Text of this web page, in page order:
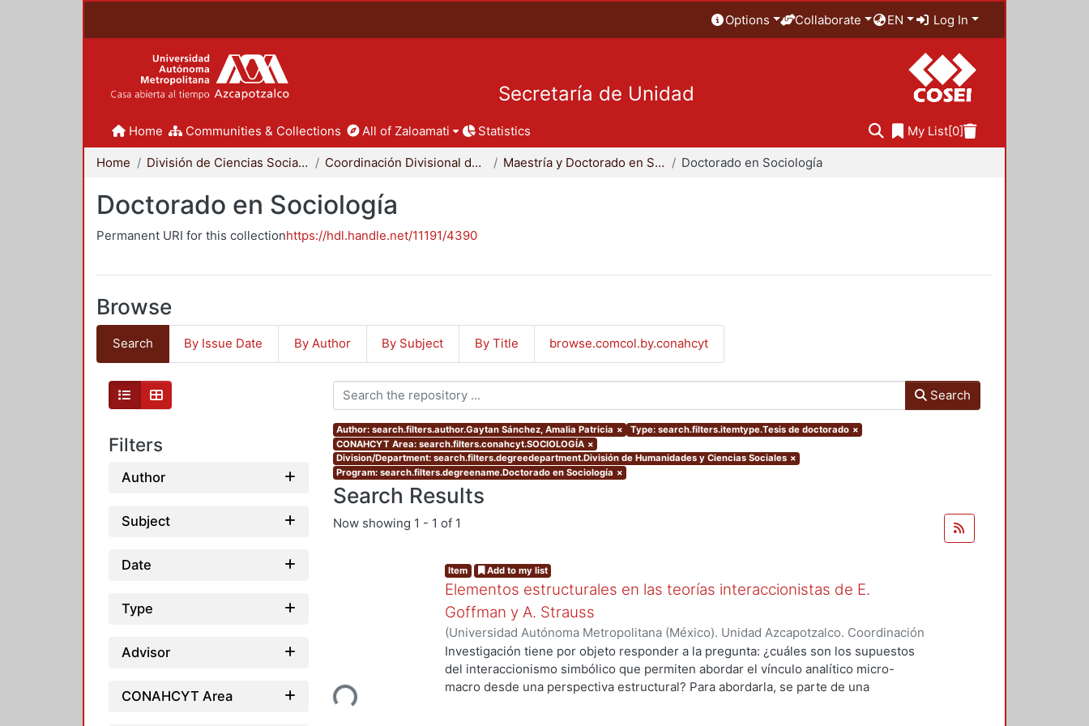
Options Collaborate EN Log In
Secretaría de Unidad
Home Communities & Collections All of Zaloamati Statistics My List[0]
Home División de Ciencias Sociales y Humanidades Coordinación Divisional de Posgrado Maestría y Doctorado en Sociología Doctorado en Sociología
Doctorado en Sociología
Permanent URI for this collectionhttps://hdl.handle.net/11191/4390
Browse
Search By Issue Date By Author By Subject By Title browse.comcol.by.conahcyt
Filters
Author
Subject
Date
Type
Advisor
CONAHCYT Area
Search
Author: search.filters.author.Gaytan Sánchez, Amalia Patricia × Type: search.filters.itemtype.Tesis de doctorado ×
CONAHCYT Area: search.filters.conahcyt.SOCIOLOGÍA ×
Division/Department: search.filters.degreedepartment.División de Humanidades y Ciencias Sociales ×
Program: search.filters.degreename.Doctorado en Sociología ×
Search Results
Now showing 1 - 1 of 1
Loading...
Item Add to my list
Elementos estructurales en las teorías interaccionistas de E.
Goffman y A. Strauss
(Universidad Autónoma Metropolitana (México). Unidad Azcapotzalco. Coordinación
de Servicios de Información.,2012)Gaytan Sánchez, Amalia Patricia
Investigación tiene por objeto responder a la pregunta: ¿cuáles son los supuestos
del interaccionismo simbólico que permiten abordar el vínculo analítico micro-
macro desde una perspectiva estructural? Para abordarla, se parte de una